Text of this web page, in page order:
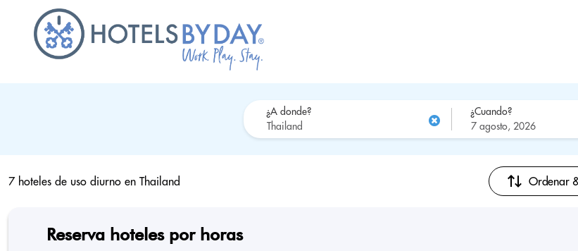
¿A donde? ¿Cuando?
7 hoteles de uso diurno en Thailand Ordenar
Reserva hoteles por horas